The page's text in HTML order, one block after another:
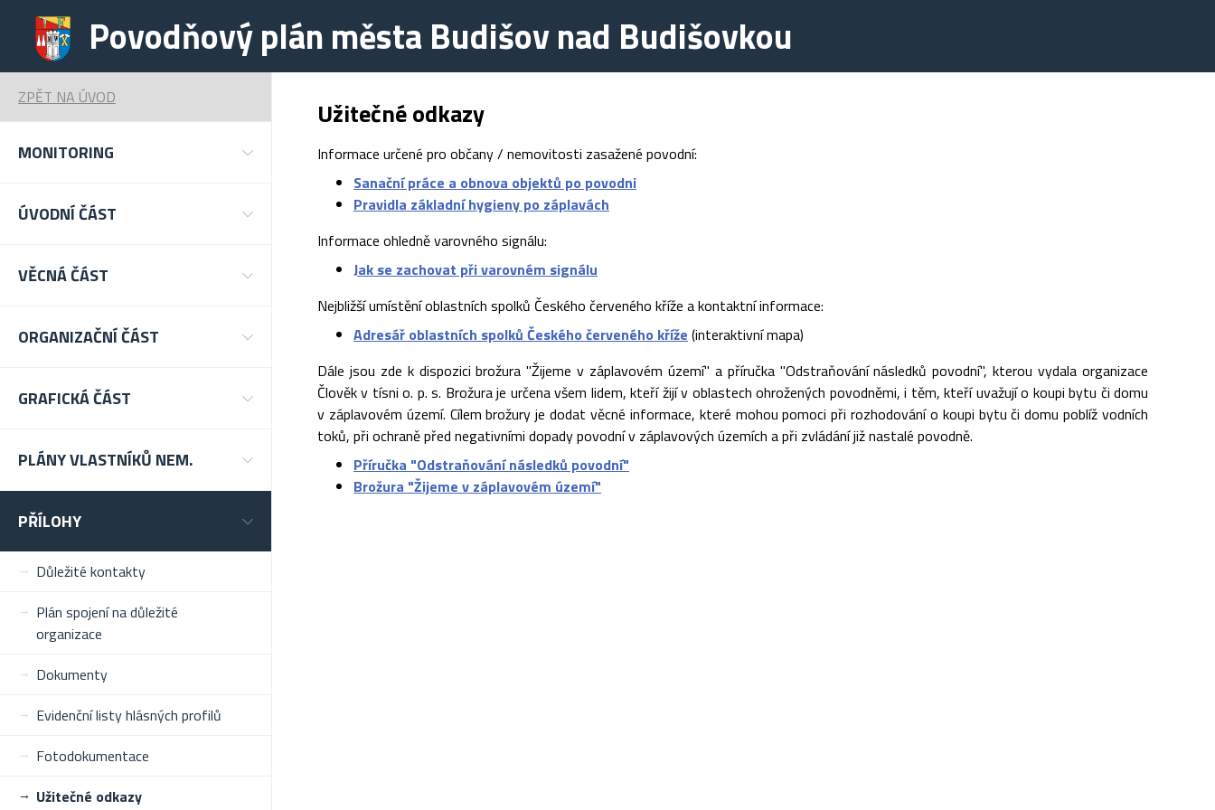
Povodňový plán města Budišov nad Budišovkou
ZPĚT NA ÚVOD
MONITORING
ÚVODNÍ ČÁST
VĚCNÁ ČÁST
ORGANIZAČNÍ ČÁST
GRAFICKÁ ČÁST
PLÁNY VLASTNÍKŮ NEM.
PŘÍLOHY
Důležité kontakty
Plán spojení na důležité
organizace
Dokumenty
Evidenční listy hlásných profilů
Fotodokumentace
Užitečné odkazy
Užitečné odkazy
Informace určené pro občany / nemovitosti zasažené povodní:
Sanační práce a obnova objektů po povodni
Pravidla základní hygieny po záplavách
Informace ohledně varovného signálu:
Jak se zachovat při varovném signálu
Nejbližší umístění oblastních spolků Českého červeného kříže a kontaktní informace:
Adresář oblastních spolků Českého červeného kříže (interaktivní mapa)
Dále jsou zde k dispozici brožura "Žijeme v záplavovém území" a příručka "Odstraňování následků povodní", kterou vydala organizace
Člověk v tísni o. p. s. Brožura je určena všem lidem, kteří žijí v oblastech ohrožených povodněmi, i těm, kteří uvažují o koupi bytu či domu
v záplavovém území. Cílem brožury je dodat věcné informace, které mohou pomoci při rozhodování o koupi bytu či domu poblíž vodních
toků, při ochraně před negativními dopady povodní v záplavových územích a při zvládání již nastalé povodně.
Příručka "Odstraňování následků povodní"
Brožura "Žijeme v záplavovém území"